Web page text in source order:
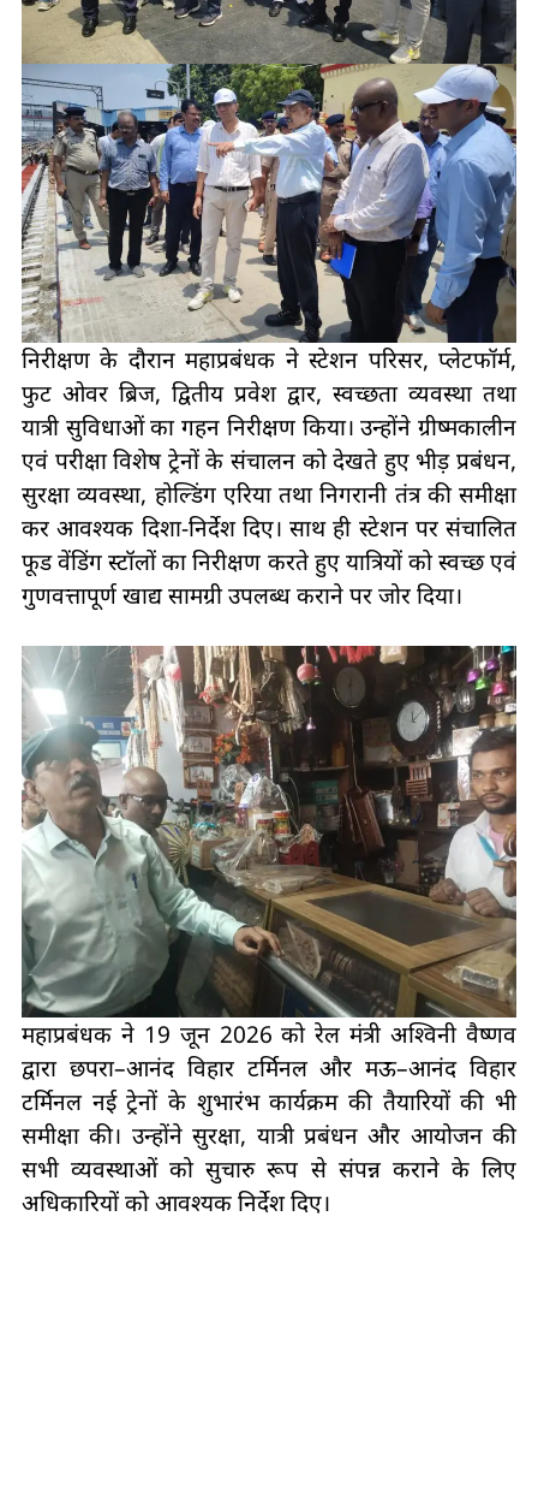
निरीक्षण के दौरान महाप्रबंधक ने स्टेशन परिसर, प्लेटफॉर्म,
फुट ओवर ब्रिज, द्वितीय प्रवेश द्वार, स्वच्छता व्यवस्था तथा
यात्री सुविधाओं का गहन निरीक्षण किया। उन्होंने ग्रीष्मकालीन
एवं परीक्षा विशेष ट्रेनों के संचालन को देखते हुए भीड़ प्रबंधन,
सुरक्षा व्यवस्था, होल्डिंग एरिया तथा निगरानी तंत्र की समीक्षा
कर आवश्यक दिशा-निर्देश दिए। साथ ही स्टेशन पर संचालित
फूड वेंडिंग स्टॉलों का निरीक्षण करते हुए यात्रियों को स्वच्छ एवं
गुणवत्तापूर्ण खाद्य सामग्री उपलब्ध कराने पर जोर दिया।
महाप्रबंधक ने 19 जून 2026 को रेल मंत्री अश्विनी वैष्णव
द्वारा छपरा–आनंद विहार टर्मिनल और मऊ–आनंद विहार
टर्मिनल नई ट्रेनों के शुभारंभ कार्यक्रम की तैयारियों की भी
समीक्षा की। उन्होंने सुरक्षा, यात्री प्रबंधन और आयोजन की
सभी व्यवस्थाओं को सुचारु रूप से संपन्न कराने के लिए
अधिकारियों को आवश्यक निर्देश दिए।